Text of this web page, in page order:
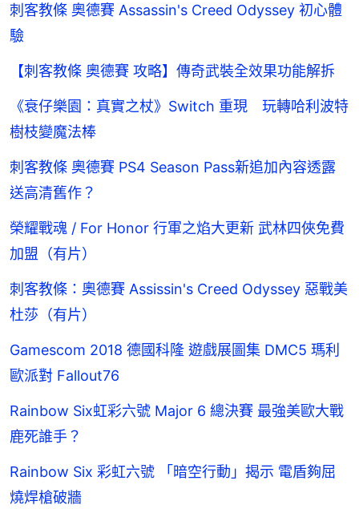
刺客教條 奧德賽 Assassin's Creed Odyssey 初心體
驗
【刺客教條 奧德賽 攻略】傳奇武裝全效果功能解拆
《衰仔樂園：真實之杖》Switch 重現 玩轉哈利波特
樹枝變魔法棒
刺客教條 奧德賽 PS4 Season Pass新追加內容透露
送高清舊作？
榮耀戰魂 / For Honor 行軍之焰大更新 武林四俠免費
加盟（有片）
刺客教條：奧德賽 Assissin's Creed Odyssey 惡戰美
杜莎（有片）
Gamescom 2018 德國科隆 遊戲展圖集 DMC5 瑪利
歐派對 Fallout76
Rainbow Six虹彩六號 Major 6 總決賽 最強美歐大戰
鹿死誰手？
Rainbow Six 彩虹六號 「暗空行動」揭示 電盾夠屈
燒焊槍破牆